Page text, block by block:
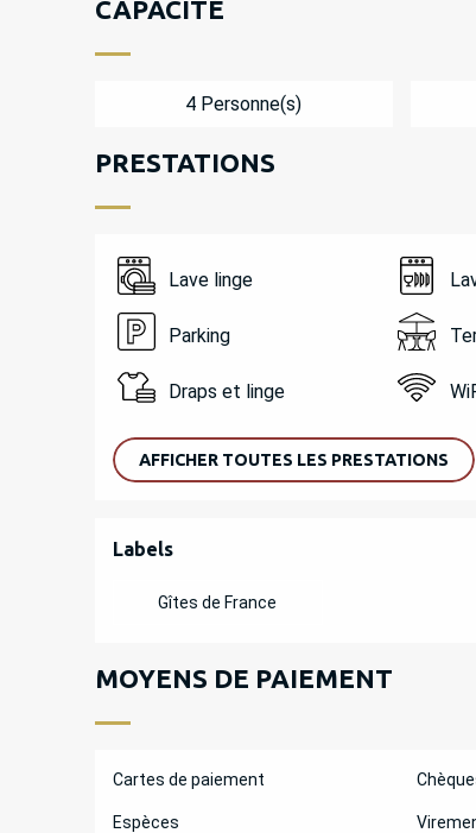
CAPACITÉ
4 Personne(s)
PRESTATIONS
Lave linge
Parking
Draps et linge
AFFICHER TOUTES LES PRESTATIONS
OFFRES DE
Labels
Labels
Gîtes de France
MOYENS DE PAIEMENT
Cartes de paiement
Espèces